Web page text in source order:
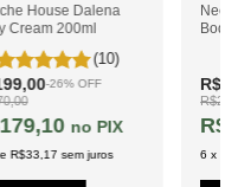
House Dalena
Cream 200ml
(10)
-26% OFF
PIX
R$33,17 sem juros
Body
6 x